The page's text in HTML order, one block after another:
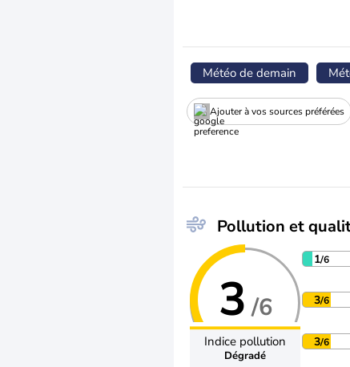
Météo de demain
Ajouter à vos sources préférées
Pollution et
3 /6
Indice pollution
Dégradé
1/6
3/6
3/6